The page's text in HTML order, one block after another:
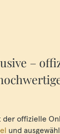
–
der offizielle
und